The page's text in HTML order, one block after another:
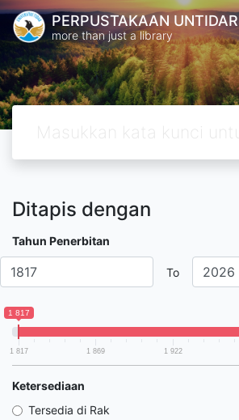
PERPUSTAKAAN UNTIDAR
more than just a library
Ditapis dengan
Tahun Penerbitan
To
1 817
1 817 1 869 1 922
Ketersediaan
Tersedia di Rak